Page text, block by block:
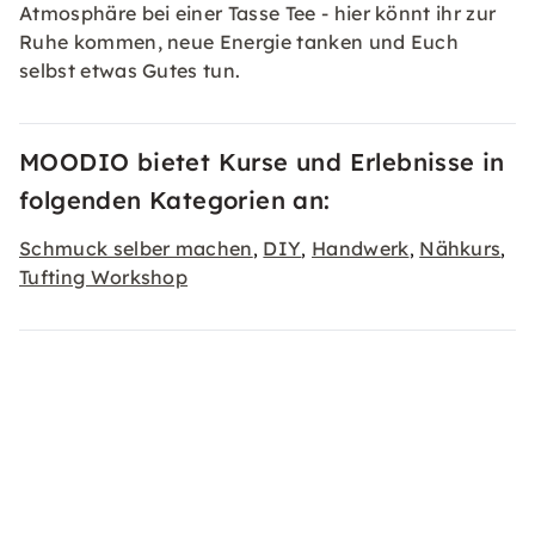
Atmosphäre bei einer Tasse Tee - hier könnt ihr zur
Ruhe kommen, neue Energie tanken und Euch
selbst etwas Gutes tun.
MOODIO bietet Kurse und Erlebnisse in
folgenden Kategorien an:
Schmuck selber machen, DIY, Handwerk, Nähkurs,
Tufting Workshop